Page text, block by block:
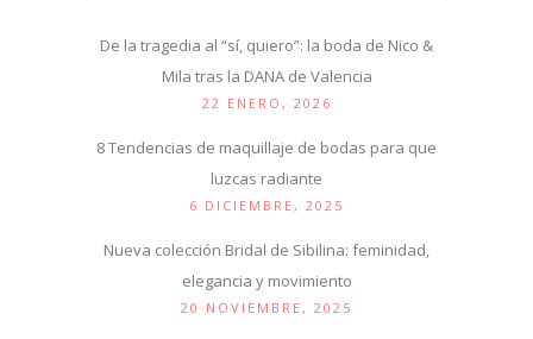
De la tragedia al “sí, quiero”: la boda de Nico &
Mila tras la DANA de Valencia
22 ENERO, 2026
8 Tendencias de maquillaje de bodas para que
luzcas radiante
6 DICIEMBRE, 2025
Nueva colección Bridal de Sibilina: feminidad,
elegancia y movimiento
20 NOVIEMBRE, 2025